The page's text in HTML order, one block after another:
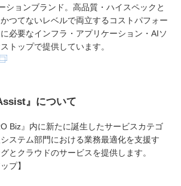
ションブランド。高品質・ハイスペックと
つてないレベルで両立するコストパフォー
必要なインフラ・アプリケーション・AIソ
トップで提供しています。
』について
Biz』内に新たに誕生したサービスカテゴ
ステム部門における業務最適化を支援す
とクラウドのサービスを提供します。
プ】